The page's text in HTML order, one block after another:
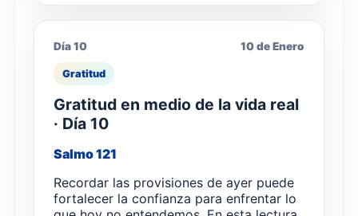
Día 10 10 de Enero
Gratitud
Gratitud en medio de la vida real
· Día 10
Salmo 121
Recordar las provisiones de ayer puede
fortalecer la confianza para enfrentar lo